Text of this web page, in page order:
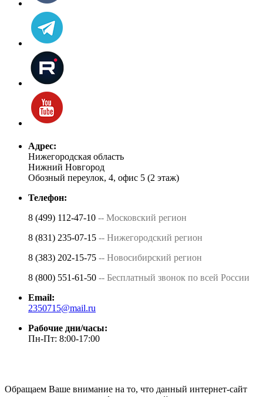
Адрес:
Нижегородская область
Нижний Новгород
Обозный переулок, 4, офис 5 (2 этаж)
Телефон:
8 (499) 112-47-10 -- Московский регион
8 (831) 235-07-15 -- Нижегородский регион
8 (383) 202-15-75 -- Новосибирский регион
8 (800) 551-61-50 -- Бесплатный звонок по всей России
Email:
2350715@mail.ru
Рабочие дни/часы:
Пн-Пт: 8:00-17:00
Обращаем Ваше внимание на то, что данный интернет-сайт